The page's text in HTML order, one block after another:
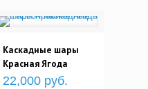
Каскадные шары
Красная Ягода
22,000 руб.